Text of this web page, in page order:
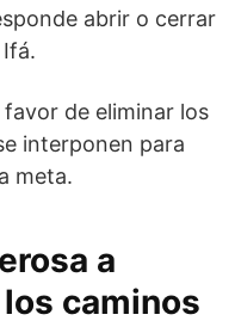
abrir o cerrar
de eliminar los
interponen para
meta.
a
caminos